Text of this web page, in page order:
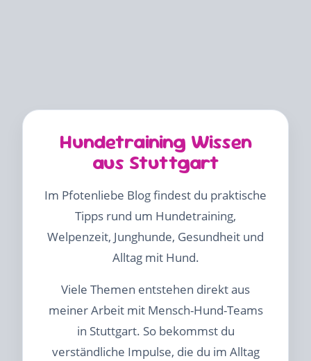
Hundetraining Wissen
aus Stuttgart
Im Pfotenliebe Blog findest du praktische
Tipps rund um Hundetraining,
Welpenzeit, Junghunde, Gesundheit und
Alltag mit Hund.
Viele Themen entstehen direkt aus
meiner Arbeit mit Mensch-Hund-Teams
in Stuttgart. So bekommst du
verständliche Impulse, die du im Alltag